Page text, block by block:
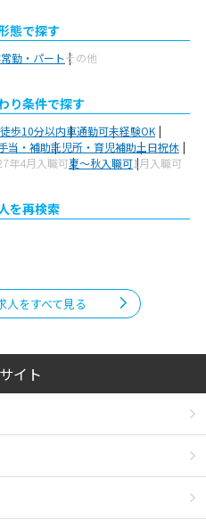
態で探す
勤・パートその他
り条件で探す
歩10分以内車通勤可未経験OK
当・補助託児所・育児補助土日祝休
年4月入職可夏～秋入職可1月入職可
を再検索
人をすべて見る
イト